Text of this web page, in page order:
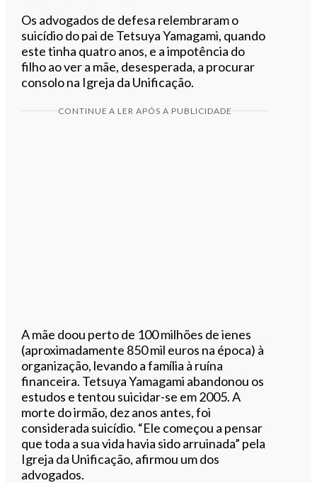
Os advogados de defesa relembraram o
suicídio do pai de Tetsuya Yamagami, quando
este tinha quatro anos, e a impotência do
filho ao ver a mãe, desesperada, a procurar
consolo na Igreja da Unificação.
CONTINUE A LER APÓS A PUBLICIDADE
A mãe doou perto de 100 milhões de ienes
(aproximadamente 850 mil euros na época) à
organização, levando a família à ruína
financeira. Tetsuya Yamagami abandonou os
estudos e tentou suicidar-se em 2005. A
morte do irmão, dez anos antes, foi
considerada suicídio. “Ele começou a pensar
que toda a sua vida havia sido arruinada” pela
Igreja da Unificação, afirmou um dos
advogados.